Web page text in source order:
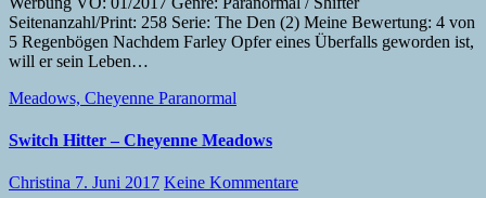
Seitenanzahl/Print: 258 Serie: The Den (2) Meine Bewertung: 4 von
5 Regenbögen Nachdem Farley Opfer eines Überfalls geworden ist,
will er sein Leben…
Meadows, Cheyenne Paranormal
Switch Hitter – Cheyenne Meadows
Christina 7. Juni 2017 Keine Kommentare